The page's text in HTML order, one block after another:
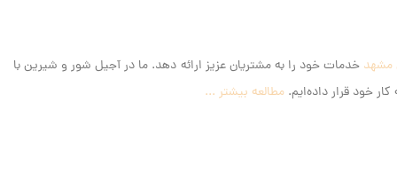
مشهد خدمات خود را به مشتریان عزیز ارائه دهد. ما در آجیل شور و شیرین با
خود قرار داده‌ایم. مطالعه بیشتر ...